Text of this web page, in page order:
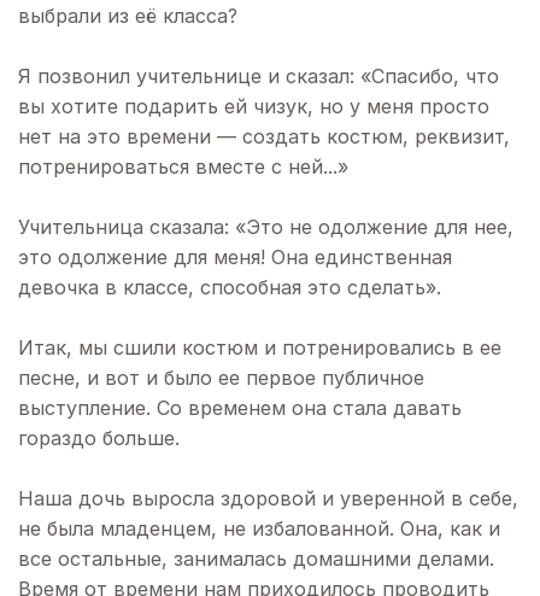
выбрали из её класса?
Я позвонил учительнице и сказал: «Спасибо, что
вы хотите подарить ей чизук, но у меня просто
нет на это времени — создать костюм, реквизит,
потренироваться вместе с ней...»
Учительница сказала: «Это не одолжение для нее,
это одолжение для меня! Она единственная
девочка в классе, способная это сделать».
Итак, мы сшили костюм и потренировались в ее
песне, и вот и было ее первое публичное
выступление. Со временем она стала давать
гораздо больше.
Наша дочь выросла здоровой и уверенной в себе,
не была младенцем, не избалованной. Она, как и
все остальные, занималась домашними делами.
Время от времени нам приходилось проводить